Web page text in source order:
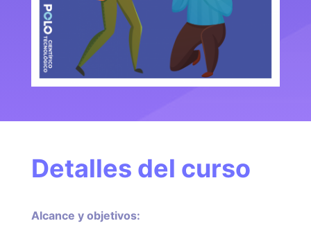
Detalles del curso
Alcance y objetivos: